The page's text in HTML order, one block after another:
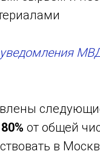
80% от общей
в